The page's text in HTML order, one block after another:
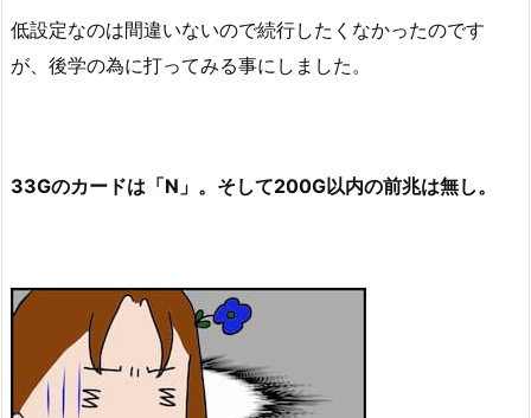
低設定なのは間違いないので続行したくなかったのです
が、後学の為に打ってみる事にしました。
33Gのカードは「N」。そして200G以内の前兆は無し。